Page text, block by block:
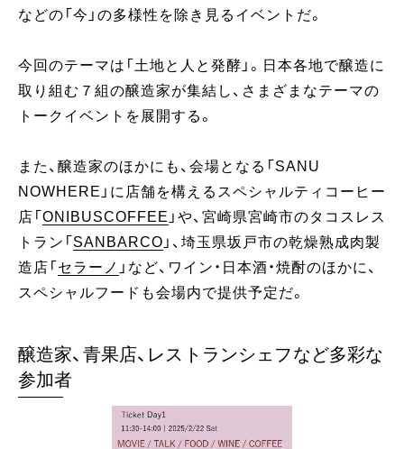
などの「今」の多様性を除き見るイベントだ。
今回のテーマは「土地と人と発酵」。日本各地で醸造に
取り組む７組の醸造家が集結し、さまざまなテーマの
トークイベントを展開する。
また、醸造家のほかにも、会場となる「SANU
NOWHERE」に店舗を構えるスペシャルティコーヒー
店「 ONIBUSCOFFEE 」や、宮崎県宮崎市のタコスレス
トラン「 SANBARCO 」、埼玉県坂戸市の乾燥熟成肉製
造店「 セラーノ 」など、ワイン・日本酒・焼酎のほかに、
スペシャルフードも会場内で提供予定だ。
醸造家、青果店、レストランシェフなど多彩な
参加者